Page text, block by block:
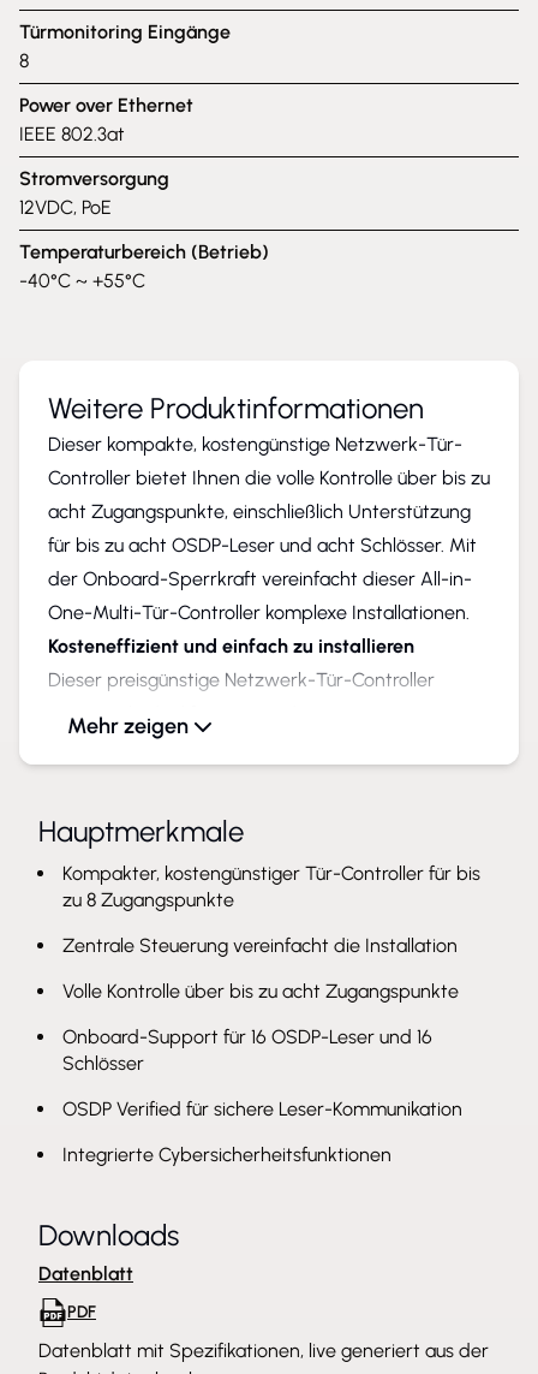
Türmonitoring Eingänge
8
Power over Ethernet
IEEE 802.3at
Stromversorgung
12VDC, PoE
Temperaturbereich (Betrieb)
-40°C ~ +55°C
Weitere Produktinformationen
Dieser kompakte, kostengünstige Netzwerk-Tür-
Controller bietet Ihnen die volle Kontrolle über bis zu
acht Zugangspunkte, einschließlich Unterstützung
für bis zu acht OSDP-Leser und acht Schlösser. Mit
der Onboard-Sperrkraft vereinfacht dieser All-in-
One-Multi-Tür-Controller komplexe Installationen.
Kosteneffizient und einfach zu installieren
Dieser preisgünstige Netzwerk-Tür-Controller
eignet sich ideal für neue und
Nachrüstungsinstallationen und lässt sich einfach
ist für zentrale Installationen konzipiert, z. B. in
Sicherheitsräumen oder Hauptsteuerräumen. Das
integrierte Sperrkraftmanagement vereinfacht die
Installation und minimiert die Komplexität. Darüber
hinaus sind die Steckverbinder farbcodiert für eine
einfache Kabelverwaltung. Dieser leistungsstarke
vollständige Steuerung für bis zu acht
zu 16 OSDP-Leser und 16 leistungsstarke Schlösser.
Kompakt und skalierbar
kleinere Stellfläche als die meisten Netzwerk-Tür-
Controller auf dem Markt. Es ist für die zentrale
Installation mit Schränken von Axis und von
Drittanbietern konzipiert. Dieser skalierbare und
zukunftssichere Netzwerk-Tür-Controller
Mehr zeigen
Hauptmerkmale
Kompakter, kostengünstiger Tür-Controller für bis
zu 8 Zugangspunkte
Zentrale Steuerung vereinfacht die Installation
Volle Kontrolle über bis zu acht Zugangspunkte
Onboard-Support für 16 OSDP-Leser und 16
Schlösser
OSDP Verified für sichere Leser-Kommunikation
Integrierte Cybersicherheitsfunktionen
Downloads
Datenblatt
PDF
Datenblatt mit Spezifikationen, live generiert aus der